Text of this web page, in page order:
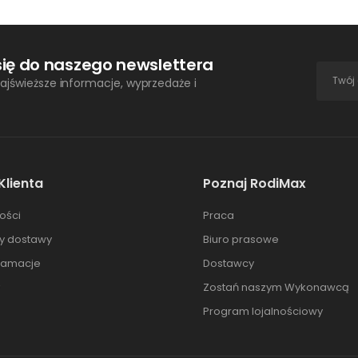
do naszego newslettera
informacje, wyprzedaże i
dostawy
Poznaj RodiMax
Praca
Biuro prasowe
Dostawcy
Zostań naszym Wykonawcą
Program lojalnościowy